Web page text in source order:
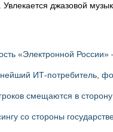
джазовой
«Электронной
ИТ-потребитель,
смещаются в
со стороны